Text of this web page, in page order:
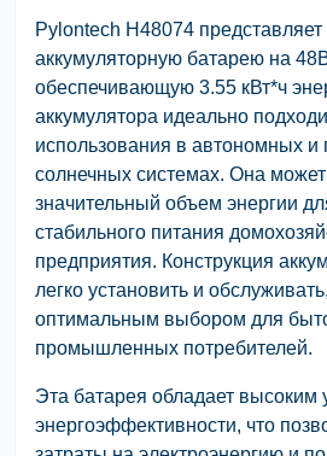
Pylontech H48074 представляет
аккумуляторную батарею на
обеспечивающую 3.55 кВт*ч
аккумулятора идеально
использования в автономных и
солнечных системах. Она
значительный объем энергии
стабильного питания
предприятия. Конструкция
легко установить и
оптимальным выбором для
промышленных потребителей.
Эта батарея обладает высоким
энергоэффективности, что